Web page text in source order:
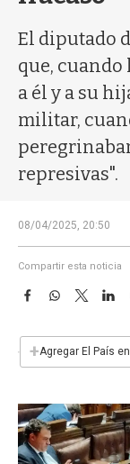
El diputado
que, cuando
a él y a su
militar,
represivas".
08/04/2025, 20:50
Compartir esta noticia
F
e
b
k
W
s
p
T
w
t
L
n
+Agregar El País en